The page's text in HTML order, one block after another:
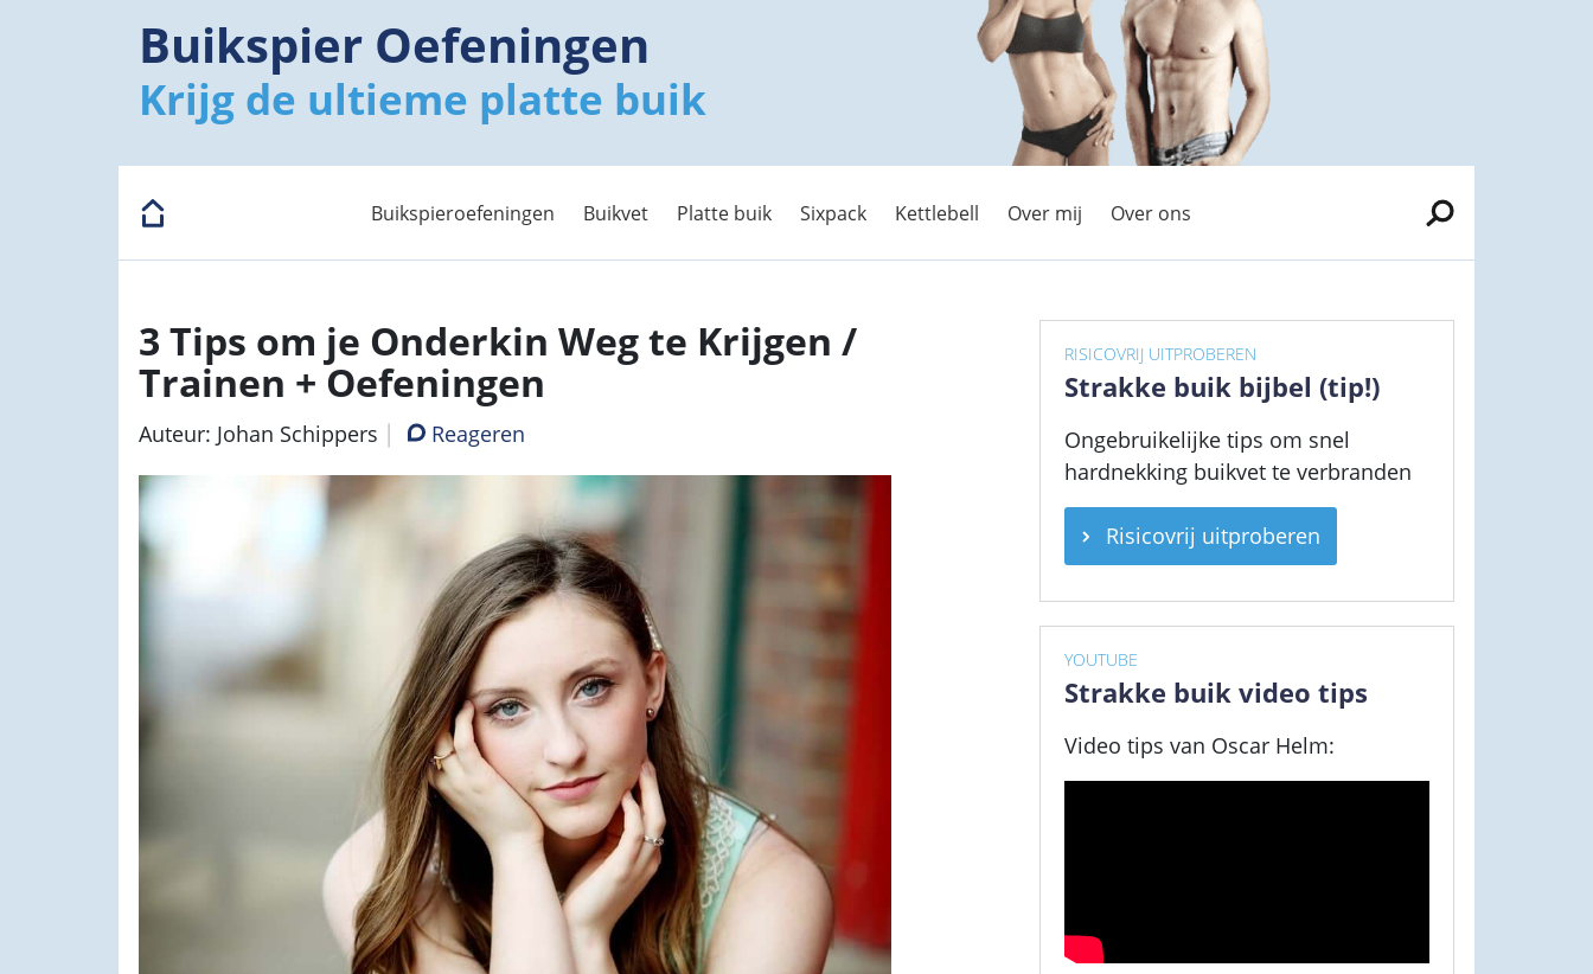
Buikspier Oefeningen
Krijg de ultieme platte buik
Buikspieroefeningen Buikvet Platte buik Sixpack Kettlebell Over mij Over ons
3 Tips om je Onderkin Weg te Krijgen /
Trainen + Oefeningen
Auteur: Johan Schippers Reageren
RISICOVRIJ UITPROBEREN
Strakke buik bijbel (tip!)
Ongebruikelijke tips om snel
hardnekking buikvet te verbranden
Risicovrij uitproberen
YOUTUBE
Strakke buik video tips
Video tips van Oscar Helm: